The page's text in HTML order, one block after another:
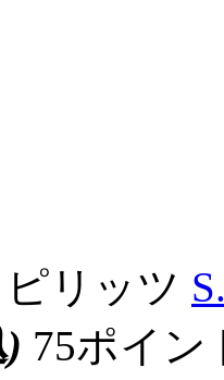
リッツ
75ポイ